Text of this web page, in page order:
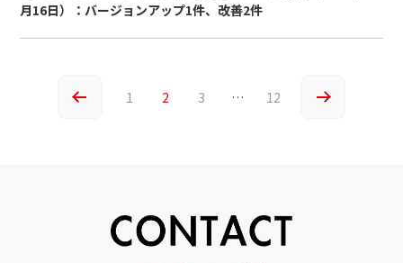
月16日）：バージョンアップ1件、改善2件
1 2 3 … 12